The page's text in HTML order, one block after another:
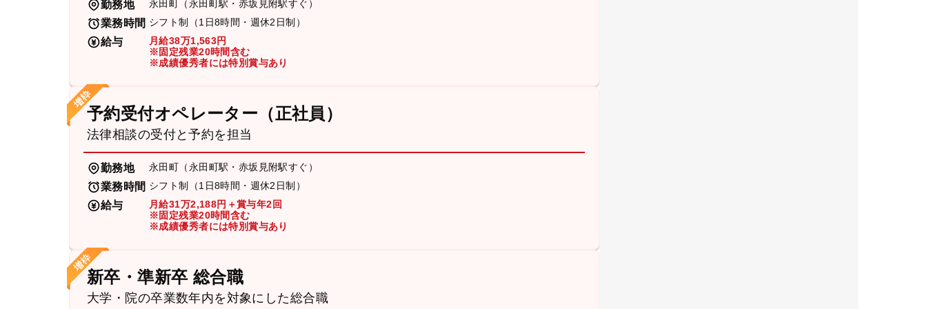
勤務地 永田町（永田町駅・赤坂見附駅すぐ）
業務時間 シフト制（1日8時間・週休2日制）
給与
月給38万1,563円
※固定残業20時間含む
※成績優秀者には特別賞与あり
予約受付オペレーター（正社員）
法律相談の受付と予約を担当
勤務地 永田町（永田町駅・赤坂見附駅すぐ）
業務時間 シフト制（1日8時間・週休2日制）
給与
月給31万2,188円＋賞与年2回
※固定残業20時間含む
※成績優秀者には特別賞与あり
新卒・準新卒 総合職
大学・院の卒業数年内を対象にした総合職